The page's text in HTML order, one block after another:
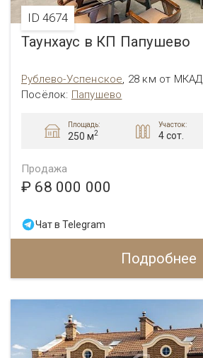
ID 4674
Таунхаус в КП Папушево
Рублево-Успенское, 28 км от МКАД
Посёлок: Папушево
Площадь:
250 м2
Участок:
4 сот.
Продажа
₽ 68 000 000
Чат в Telegram
Подробнее